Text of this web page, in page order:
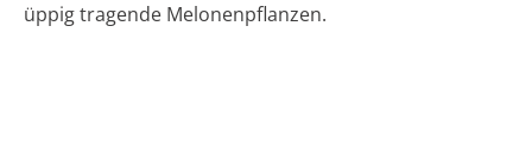
üppig tragende Melonenpflanzen.